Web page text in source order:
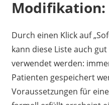
Modifikation:
Durch einen Klick auf
kann diese Liste auch
verwendet werden:
Patienten gespeichert
Voraussetzungen für